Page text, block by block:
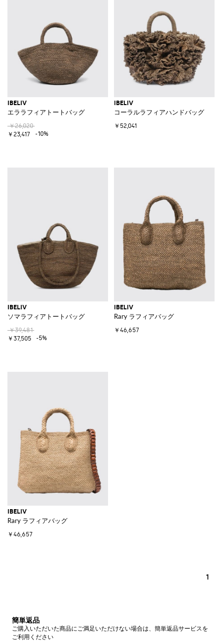
IBELIV
エララフィアトートバッグ
￥26,020
￥23,417
-10%
IBELIV
コーラルラフィアハンドバッグ
￥52,041
IBELIV
ソマラフィアトートバッグ
￥39,481
￥37,505
-5%
IBELIV
Rary ラフィアバッグ
￥46,657
IBELIV
Rary ラフィアバッグ
￥46,657
1
簡単返品
ご購入いただいた商品にご満足いただけない場合は、簡単返品サービスを
ご利用ください